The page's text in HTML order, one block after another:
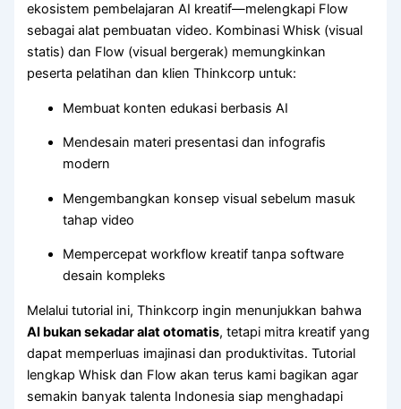
ekosistem pembelajaran AI kreatif—melengkapi Flow
sebagai alat pembuatan video. Kombinasi Whisk (visual
statis) dan Flow (visual bergerak) memungkinkan
peserta pelatihan dan klien Thinkcorp untuk:
Membuat konten edukasi berbasis AI
Mendesain materi presentasi dan infografis
modern
Mengembangkan konsep visual sebelum masuk
tahap video
Mempercepat workflow kreatif tanpa software
desain kompleks
Melalui tutorial ini, Thinkcorp ingin menunjukkan bahwa
AI bukan sekadar alat otomatis, tetapi mitra kreatif yang
dapat memperluas imajinasi dan produktivitas. Tutorial
lengkap Whisk dan Flow akan terus kami bagikan agar
semakin banyak talenta Indonesia siap menghadapi